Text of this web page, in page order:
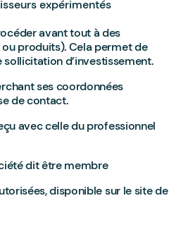
expérimentés
avant tout à des
produits). Cela permet de
sollicitation d’investissement.
ses coordonnées
de contact.
avec celle du professionnel
dit être membre
disponible sur le site de